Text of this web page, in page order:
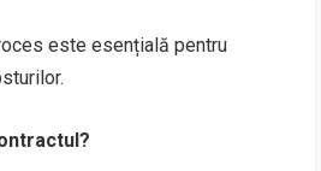
este esențială pentru